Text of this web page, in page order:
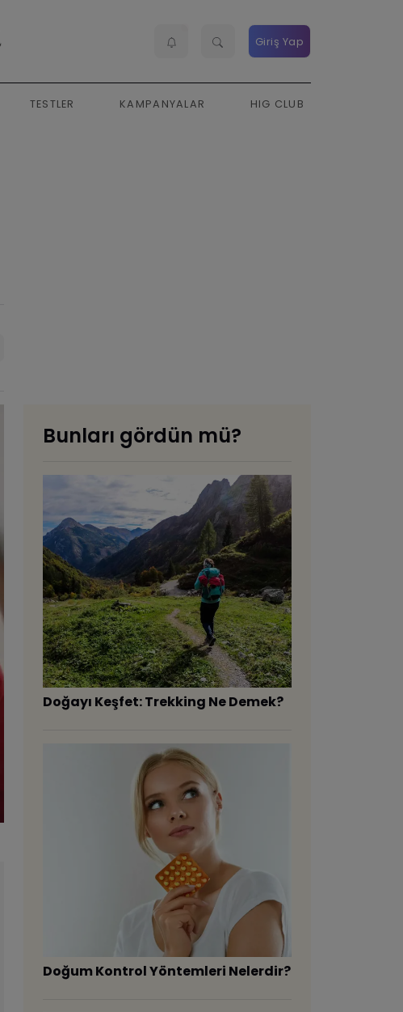
Giriş Yap
TESTLER KAMPANYALAR HIG CLUB
Bunları gördün mü?
Doğayı Keşfet: Trekking Ne Demek?
Doğum Kontrol Yöntemleri Nelerdir?